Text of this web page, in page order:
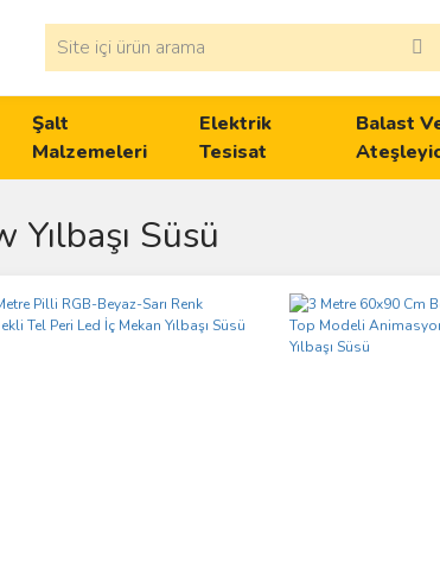
Şalt
Malzemeleri
Elektrik
Tesisat
Balast
Yılbaşı Süsü